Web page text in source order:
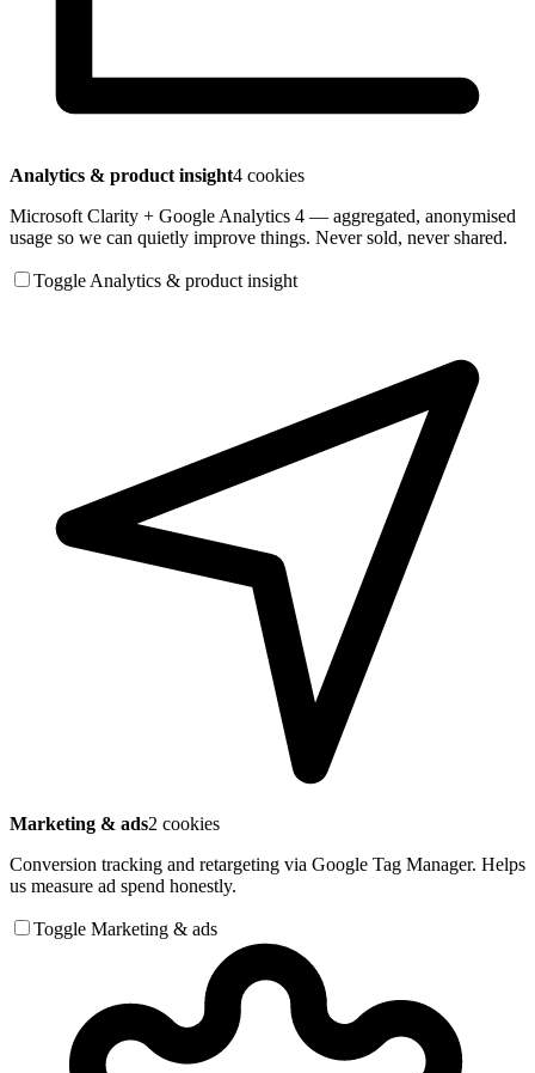
Analytics & product insight4 cookies
Microsoft Clarity + Google Analytics 4 — aggregated, anonymised
usage so we can quietly improve things. Never sold, never shared.
Toggle Analytics & product insight
Marketing & ads2 cookies
Conversion tracking and retargeting via Google Tag Manager. Helps
us measure ad spend honestly.
Toggle Marketing & ads